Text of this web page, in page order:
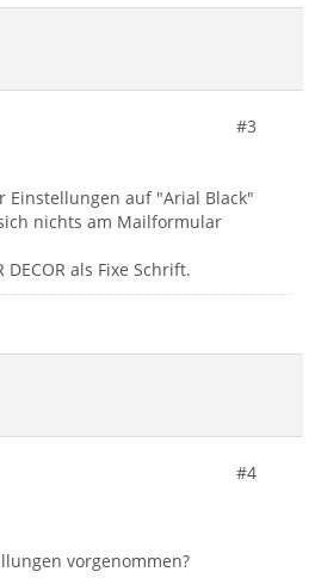
#3
Einstellungen auf "Arial Black"
nichts am Mailformular
als Fixe Schrift.
#4
vorgenommen?